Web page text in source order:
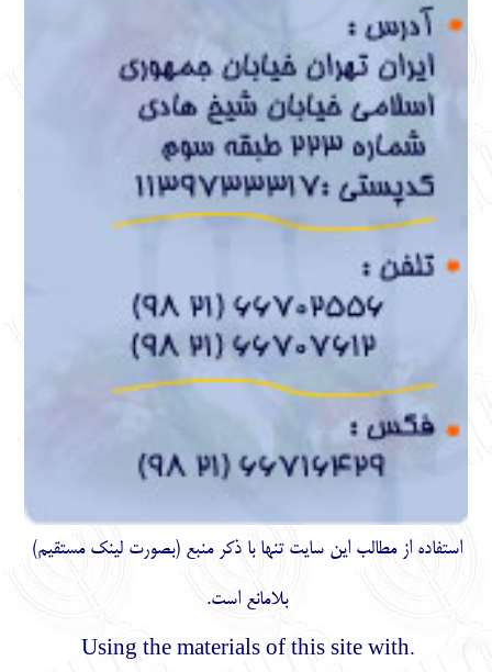
استفاده از مطالب اين سايت تنها با ذكر منبع (بصورت لینک مستقیم)
بلامانع است.
.Using the materials of this site with